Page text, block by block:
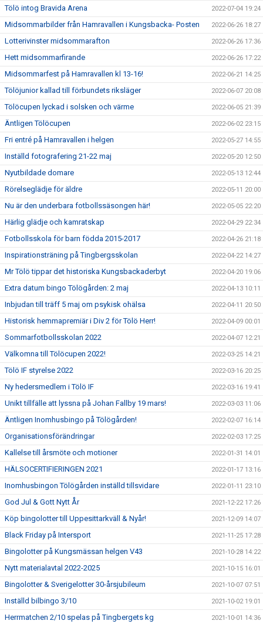
Tölö intog Bravida Arena 2022-07-04 19:24
Midsommarbilder från Hamravallen i Kungsbacka- Posten 2022-06-26 18:27
Lotterivinster midsommarafton 2022-06-26 17:36
Hett midsommarfirande 2022-06-26 17:22
Midsommarfest på Hamravallen kl 13-16! 2022-06-21 14:25
Tölöjunior kallad till förbundets riksläger 2022-06-07 20:08
Tölöcupen lyckad i solsken och värme 2022-06-05 21:39
Äntligen Tölöcupen 2022-06-02 23:15
Fri entré på Hamravallen i helgen 2022-05-27 14:55
Inställd fotografering 21-22 maj 2022-05-20 12:50
Nyutbildade domare 2022-05-13 12:44
Rörelseglädje för äldre 2022-05-11 20:00
Nu är den underbara fotbollssäsongen här! 2022-05-05 22:20
Härlig glädje och kamratskap 2022-04-29 22:34
Fotbollsskola för barn födda 2015-2017 2022-04-26 21:18
Inspirationsträning på Tingbergsskolan 2022-04-22 14:27
Mr Tölö tippar det historiska Kungsbackaderbyt 2022-04-20 19:06
Extra datum bingo Tölögården: 2 maj 2022-04-13 10:11
Inbjudan till träff 5 maj om psykisk ohälsa 2022-04-11 20:50
Historisk hemmapremiär i Div 2 för Tölö Herr! 2022-04-09 00:01
Sommarfotbollsskolan 2022 2022-04-07 12:21
Välkomna till Tölöcupen 2022! 2022-03-25 14:21
Tölö IF styrelse 2022 2022-03-16 20:25
Ny hedersmedlem i Tölö IF 2022-03-16 19:41
Unikt tillfälle att lyssna på Johan Fallby 19 mars! 2022-03-03 11:06
Äntligen Inomhusbingo på Tölögården! 2022-02-07 16:14
Organisationsförändringar 2022-02-03 17:25
Kallelse till årsmöte och motioner 2022-01-31 14:01
HÄLSOCERTIFIERINGEN 2021 2022-01-17 13:16
Inomhusbingon Tölögården inställd tillsvidare 2022-01-11 23:10
God Jul & Gott Nytt År 2021-12-22 17:26
Köp bingolotter till Uppesittarkväll & Nyår! 2021-12-09 14:07
Black Friday på Intersport 2021-11-25 17:28
Bingolotter på Kungsmässan helgen V43 2021-10-28 14:22
Nytt materialavtal 2022-2025 2021-10-15 16:01
Bingolotter & Sverigelotter 30-årsjubileum 2021-10-07 07:51
Inställd bilbingo 3/10 2021-10-02 19:01
Herrmatchen 2/10 spelas på Tingbergets kg 2021-10-01 14:36